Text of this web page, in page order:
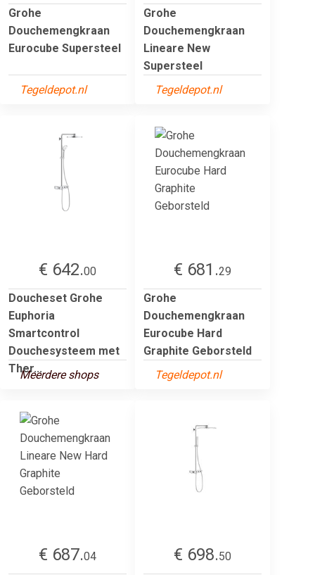
Grohe
Douchemengkraan
Eurocube Supersteel
Tegeldepot.nl
Grohe
Douchemengkraan
Lineare New
Supersteel
Tegeldepot.nl
€ 642.00
Doucheset Grohe
Euphoria
Smartcontrol
Douchesysteem met
Ther...
Meerdere shops
€ 681.29
Grohe
Douchemengkraan
Eurocube Hard
Graphite Geborsteld
Tegeldepot.nl
€ 687.04
€ 698.50